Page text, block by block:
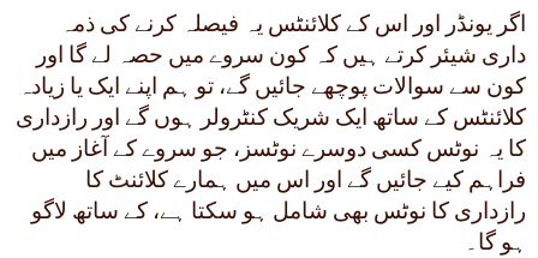
اگر یونڈر اور اس کے کلائنٹس یہ فیصلہ کرنے کی ذمہ
داری شیئر کرتے ہیں کہ کون سروے میں حصہ لے گا اور
کون سے سوالات پوچھے جائیں گے، تو ہم اپنے ایک یا زیادہ
کلائنٹس کے ساتھ ایک شریک کنٹرولر ہوں گے اور رازداری
کا یہ نوٹس کسی دوسرے نوٹسز، جو سروے کے آغاز میں
فراہم کیے جائیں گے اور اس میں ہمارے کلائنٹ کا
رازداری کا نوٹس بھی شامل ہو سکتا ہے، کے ساتھ لاگو
ہو گا۔